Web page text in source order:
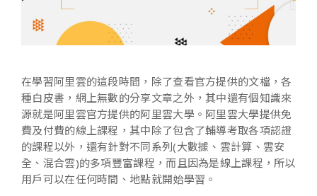
在學習阿里雲的這段時間，除了查看官方提供的文檔，各
種白皮書，網上無數的分享文章之外，其中還有個知識來
源就是阿里雲官方提供的阿里雲大學。阿里雲大學提供免
費及付費的線上課程，其中除了包含了輔導考取各項認證
的課程以外，還有針對不同系列(大數據、雲計算、雲安
全、混合雲)的多項豐富課程，而且因為是線上課程，所以
用戶可以在任何時間、地點就開始學習。